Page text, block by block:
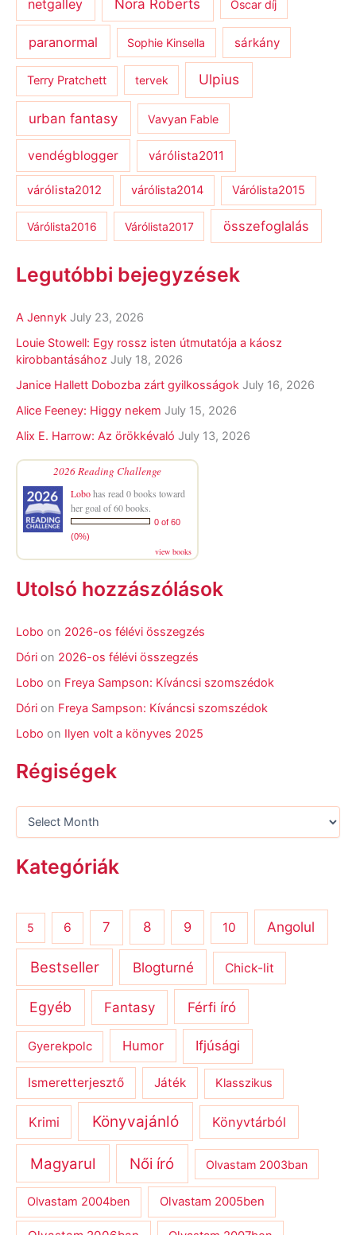
netgalley Nora Roberts Oscar díj
paranormal Sophie Kinsella sárkány
Terry Pratchett tervek Ulpius
urban fantasy Vavyan Fable
vendégblogger várólista2011
várólista2012 várólista2014 Várólista2015
Várólista2016 Várólista2017 összefoglalás
Legutóbbi bejegyzések
A Jennyk July 23, 2026
Louie Stowell: Egy ​rossz isten útmutatója a káosz
kirobbantásához July 18, 2026
Janice Hallett Dobozba zárt gyilkosságok July 16, 2026
Alice Feeney: Higgy nekem July 15, 2026
Alix E. Harrow: Az örökkévaló July 13, 2026
2026 Reading Challenge
Lobohas read 0 books toward
her goal of 60 books.
0 of 60
(0%)
view books
Utolsó hozzászólások
Lobo on 2026-os félévi összegzés
Dóri on 2026-os félévi összegzés
Lobo on Freya Sampson: Kíváncsi szomszédok
Dóri on Freya Sampson: Kíváncsi szomszédok
Lobo on Ilyen volt a könyves 2025
Régiségek
Kategóriák
5 6 7 8 9 10 Angolul
Bestseller Blogturné Chick-lit
Egyéb Fantasy Férfi író
Gyerekpolc Humor Ifjúsági
Ismeretterjesztő Játék Klasszikus
Krimi Könyvajánló Könyvtárból
Magyarul Női író Olvastam 2003ban
Olvastam 2004ben Olvastam 2005ben